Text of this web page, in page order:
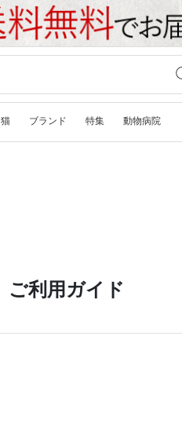
猫 ブランド 特集 動物病院
ご利用ガイド